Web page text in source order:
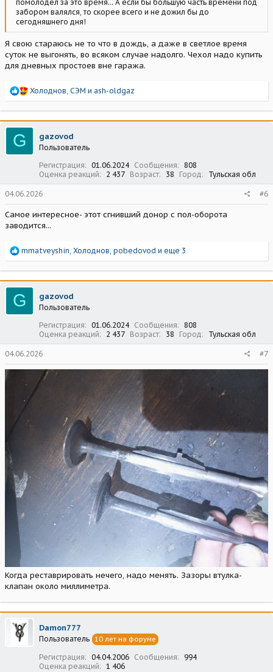
помолодел за это время... А если бы большую часть времени под
забором валялся, то скорее всего и не дожил бы до
сегодняшнего дня!
Я свою стараюсь не то что в дождь, а даже в светлое время
суток не выгонять, во всяком случае надолго. Чехол надо купить
для дневных простоев вне гаража.
Р
а
к
ц
Холоднов СЭМ и ash-oldgaz
G gazovod
Пользователь
Регистрация
01.06.2024 Сообщения
808
Оценка реакций
2 437 Возраст 38 Город Тульская обл
04.06.2026 #6
Самое интересное- этот сгнивший донор с пол-оборота
заводится...
Р
а
к
ц
и
и
mmatveyshin Холоднов pobedovod и еще 3
G gazovod
Пользователь
Регистрация
01.06.2024 Сообщения
808
Оценка реакций
2 437 Возраст 38 Город Тульская обл
04.06.2026 #7
Когда реставрировать нечего, надо менять. Зазоры втулка-
клапан около миллиметра.
Damon777
Пользователь 10 лет на форуме
Регистрация 04.04.2006 Сообщения
994
Оценка реакций
1 406